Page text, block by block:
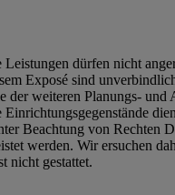
dürfen nicht
Exposé sind
der weiteren Planungs-
Beachtung von Rechten
werden. Wir ersuchen
nicht gestattet.